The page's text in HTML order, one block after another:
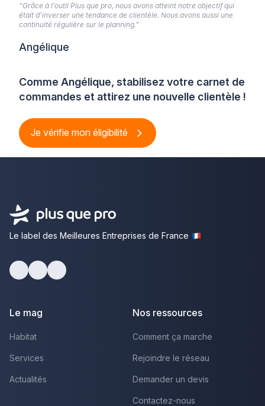
Comme Angélique, stabilisez votre carnet de
commandes et attirez une nouvelle clientèle !
Je vérifie mon éligibilité
“Grâce à l’outil Plus que pro, nous avons atteint notre objectif qui
était d’inverser une tendance de clientèle. Nous avons aussi une
continuité régulière sur le planning.”
Angélique
Le label des Meilleures Entreprises de France
Le mag
Habitat
Services
Actualités
Nos ressources
Comment ça marche
Rejoindre le réseau
Demander un devis
Contactez-nous